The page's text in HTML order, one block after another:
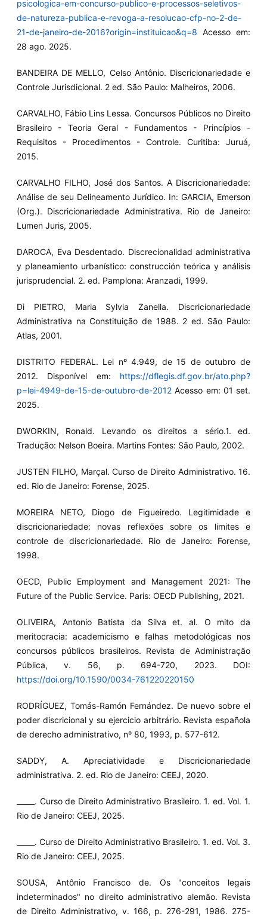
psicologica-em-concurso-publico-e-processos-seletivos-
de-natureza-publica-e-revoga-a-resolucao-cfp-no-2-de-
21-de-janeiro-de-2016?origin=instituicao&q=8 Acesso em:
28 ago. 2025.
BANDEIRA DE MELLO, Celso Antônio. Discricionariedade e
Controle Jurisdicional. 2 ed. São Paulo: Malheiros, 2006.
CARVALHO, Fábio Lins Lessa. Concursos Públicos no Direito
Brasileiro - Teoria Geral - Fundamentos - Princípios -
Requisitos - Procedimentos - Controle. Curitiba: Juruá,
2015.
CARVALHO FILHO, José dos Santos. A Discricionariedade:
Análise de seu Delineamento Jurídico. In: GARCIA, Emerson
(Org.). Discricionariedade Administrativa. Rio de Janeiro:
Lumen Juris, 2005.
DAROCA, Eva Desdentado. Discrecionalidad administrativa
y planeamiento urbanístico: construcción teórica y análisis
jurisprudencial. 2. ed. Pamplona: Aranzadi, 1999.
Di PIETRO, Maria Sylvia Zanella. Discricionariedade
Administrativa na Constituição de 1988. 2 ed. São Paulo:
Atlas, 2001.
DISTRITO FEDERAL. Lei nº 4.949, de 15 de outubro de
2012. Disponível em: https://dflegis.df.gov.br/ato.php?
p=lei-4949-de-15-de-outubro-de-2012 Acesso em: 01 set.
2025.
DWORKIN, Ronald. Levando os direitos a sério.1. ed.
Tradução: Nelson Boeira. Martins Fontes: São Paulo, 2002.
JUSTEN FILHO, Marçal. Curso de Direito Administrativo. 16.
ed. Rio de Janeiro: Forense, 2025.
MOREIRA NETO, Diogo de Figueiredo. Legitimidade e
discricionariedade: novas reflexões sobre os limites e
controle de discricionariedade. Rio de Janeiro: Forense,
1998.
OECD, Public Employment and Management 2021: The
Future of the Public Service. Paris: OECD Publishing, 2021.
OLIVEIRA, Antonio Batista da Silva et. al. O mito da
meritocracia: academicismo e falhas metodológicas nos
concursos públicos brasileiros. Revista de Administração
Pública, v. 56, p. 694-720, 2023. DOI:
https://doi.org/10.1590/0034-761220220150
RODRÍGUEZ, Tomás-Ramón Fernández. De nuevo sobre el
poder discricional y su ejercicio arbitrário. Revista española
de derecho administrativo, nº 80, 1993, p. 577-612.
SADDY, A. Apreciatividade e Discricionariedade
administrativa. 2. ed. Rio de Janeiro: CEEJ, 2020.
_____. Curso de Direito Administrativo Brasileiro. 1. ed. Vol. 1.
Rio de Janeiro: CEEJ, 2025.
_____. Curso de Direito Administrativo Brasileiro. 1. ed. Vol. 3.
Rio de Janeiro: CEEJ, 2025.
SOUSA, Antônio Francisco de. Os "conceitos legais
indeterminados" no direito administrativo alemão. Revista
de Direito Administrativo, v. 166, p. 276-291, 1986. 275-